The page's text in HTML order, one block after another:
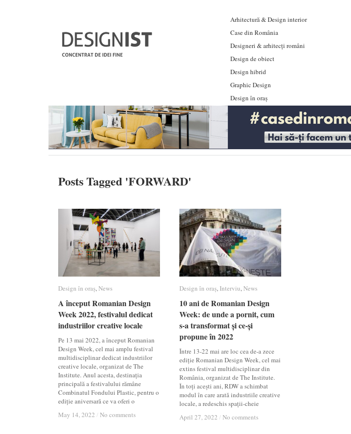
Arhitectură & Design interior
Case din România
Designeri & arhitecți români
Design de obiect
Design hibrid
Graphic Design
Design în oraș
Posts Tagged 'FORWARD'
Design în oraș,News
A început Romanian Design
Week 2022, festivalul dedicat
industriilor creative locale
Pe 13 mai 2022, a început Romanian
Design Week, cel mai amplu festival
multidisciplinar dedicat industriilor
creative locale, organizat de The
Institute. Anul acesta, destinația
principală a festivalului rămâne
Combinatul Fondului Plastic, pentru o
ediție aniversară ce va oferi o
May 14, 2022 / No comments
Design în oraș News
A început Romanian Design
Week 2022, festivalul dedicat
industriilor creative locale
May 14, 2022 / No comments
Design în oraș, Interviu,News
10 ani de Romanian Design
Week: de unde a pornit, cum
s-a transformat și ce-și
propune în 2022
Între 13-22 mai are loc cea de-a zece
ediție Romanian Design Week, cel mai
extins festival multidisciplinar din
România, organizat de The Institute.
În toți acești ani, RDW a schimbat
modul în care arată industriile creative
locale, a redeschis spații-cheie
April 27, 2022 / No comments
Design în oraș Interviu News
10 ani de Romanian Design
Week: de unde a pornit, cum
s-a transformat și ce-și
propune în 2022
April 27, 2022 / No comments